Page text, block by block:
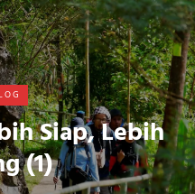
Siap, Lebih
(1)